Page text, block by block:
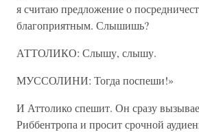
я считаю предложение о
благоприятным. Слышишь?
АТТОЛИКО: Слышу, слышу.
МУССОЛИНИ: Тогда поспеши!»
И Аттолико спешит. Он сразу
Риббентропа и просит срочной